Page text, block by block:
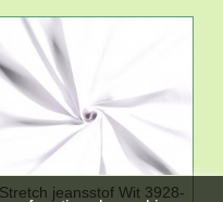
Stretch jeansstof Wit 3928-